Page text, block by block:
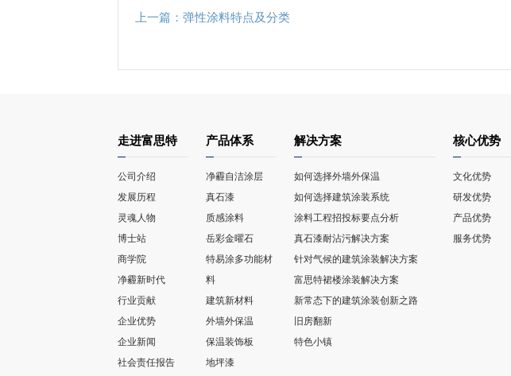
上一篇： 弹性涂料特点及分类
走进富思特
公司介绍
发展历程
灵魂人物
博士站
商学院
净霾新时代
行业贡献
企业优势
企业新闻
社会责任报告
产品体系
净霾自洁涂层
真石漆
质感涂料
岳彩金曜石
特易涂多功能材
料
建筑新材料
外墙外保温
保温装饰板
地坪漆
解决方案
如何选择外墙外保温
如何选择建筑涂装系统
涂料工程招投标要点分析
真石漆耐沾污解决方案
针对气候的建筑涂装解决方案
富思特裙楼涂装解决方案
新常态下的建筑涂装创新之路
旧房翻新
特色小镇
核心优势
文化优势
研发优势
产品优势
服务优势